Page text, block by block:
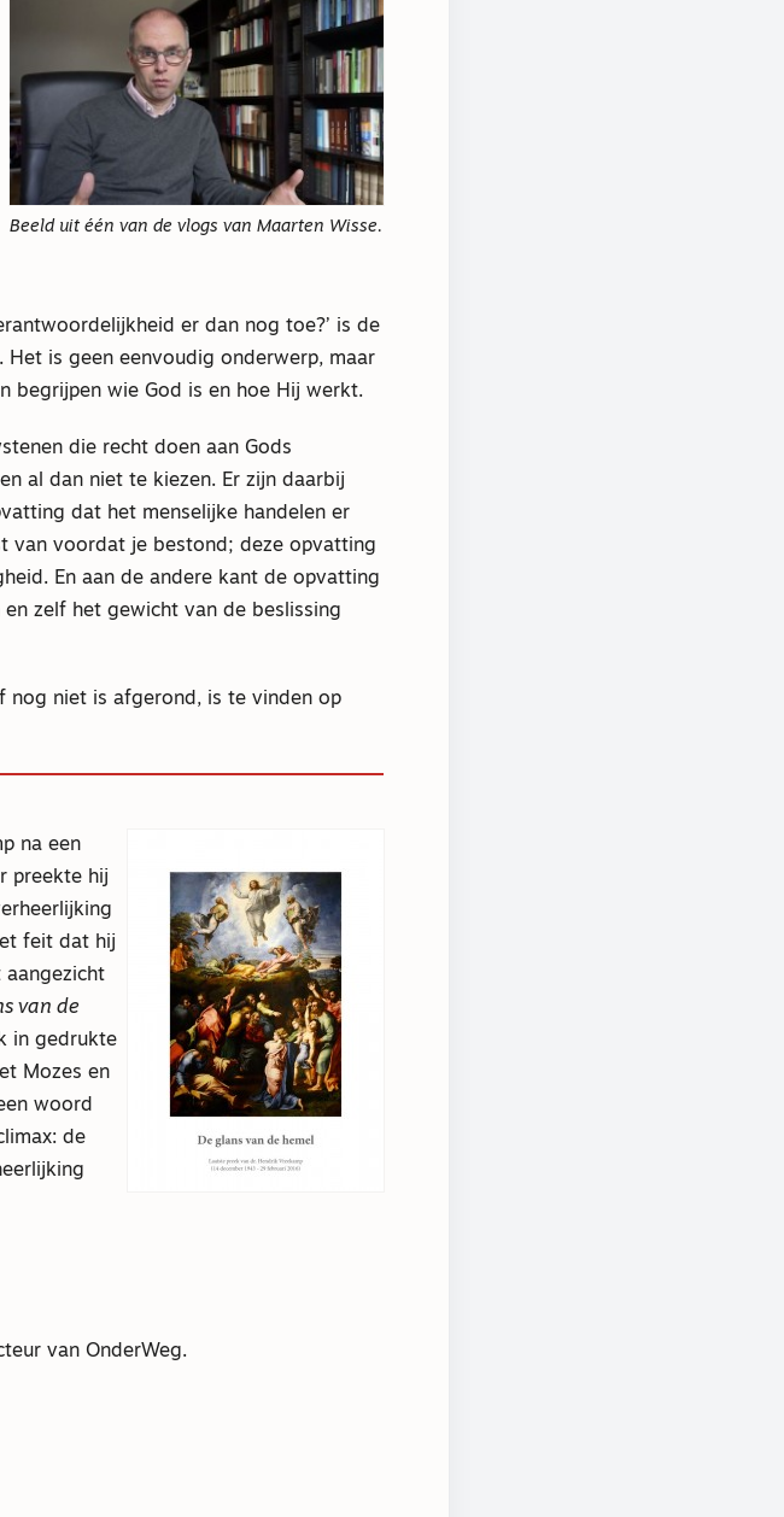
Beeld uit één van de vlogs van Maarten Wisse.
er dan nog toe?’ is de
is geen eenvoudig onderwerp, maar
begrijpen wie God is en hoe Hij werkt.
die recht doen aan Gods
al dan niet te kiezen. Er zijn daarbij
dat het menselijke handelen er
van voordat je bestond; deze opvatting
En aan de andere kant de opvatting
zelf het gewicht van de beslissing
nog niet is afgerond, is te vinden op
na een
preekte hij
feit dat hij
aangezicht
van de
in gedrukte
Mozes en
woord
de
van OnderWeg.